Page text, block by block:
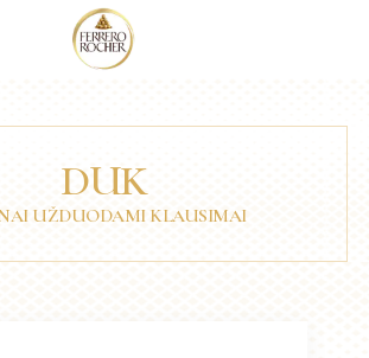
DUK
UŽDUODAMI KLAUSIMAI